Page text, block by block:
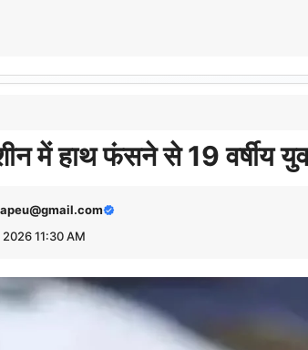
में हाथ फंसने से 19 वर्षीय
11:30 AM